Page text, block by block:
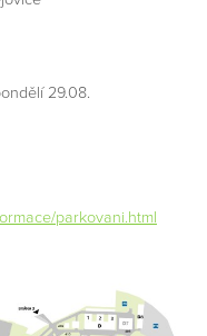
29.08.
parkovani.html